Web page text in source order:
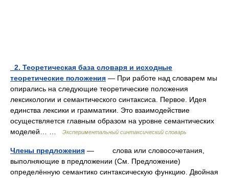
_2. Теоретическая база словаря и исходные
теоретические положения — При работе над словарем мы
опирались на следующие теоретические положения
лексикологии и семантического синтаксиса. Первое. Идея
единства лексики и грамматики. Это взаимодействие
осуществляется главным образом на уровне семантических
моделей… …
Экспериментальный синтаксический словарь
Члены предложения — слова или словосочетания,
выполняющие в предложении (См. Предложение)
определённую семантико синтаксическую функцию. Двойная